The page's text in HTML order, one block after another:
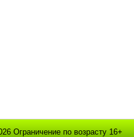
Ограничение по возрасту 16+